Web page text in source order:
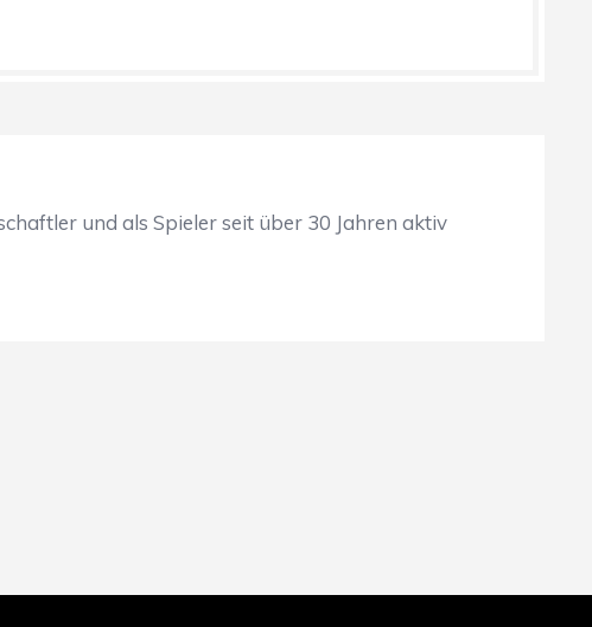
und als Spieler seit über 30 Jahren aktiv